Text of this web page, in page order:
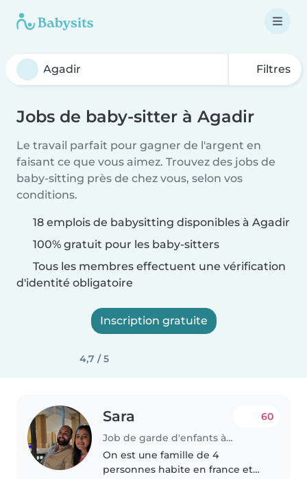
Filtres
Jobs de baby-sitter à Agadir
Le travail parfait pour gagner de l'argent en
faisant ce que vous aimez. Trouvez des jobs de
baby-sitting près de chez vous, selon vos
conditions.
18 emplois de babysitting disponibles à Agadir
100% gratuit pour les baby-sitters
Tous les membres effectuent une vérification
d'identité obligatoire
Inscription gratuite
4,7 / 5
Sara
Job de garde d'enfants à Agadir
60
On est une famille de 4
personnes habite en france et